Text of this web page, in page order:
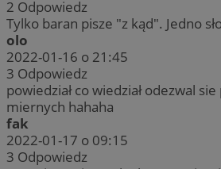
2 Odpowiedz
Tylko baran pisze "z kąd". Jedno
olo
2022-01-16 o 21:45
3 Odpowiedz
powiedział co wiedział odezwal
miernych hahaha
fak
2022-01-17 o 09:15
3 Odpowiedz